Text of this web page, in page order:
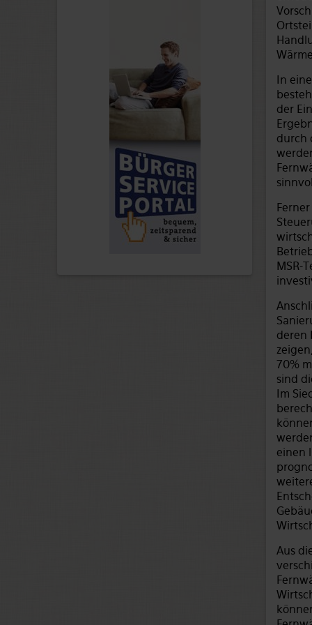
In
der
durch
MSR-
deren
70%
sind
Im
einen
Aus